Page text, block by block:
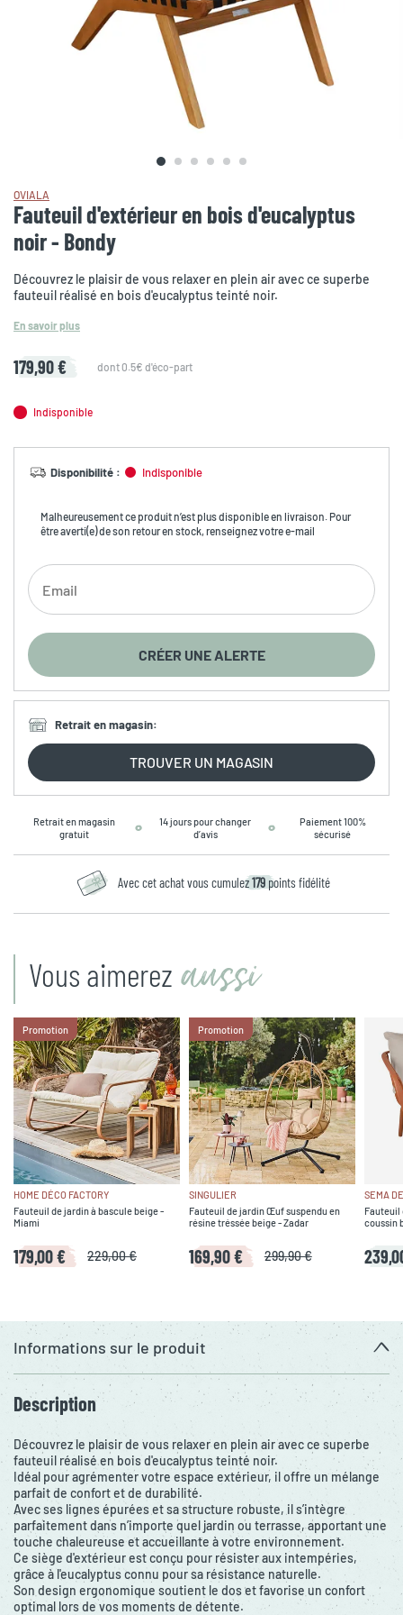
OVIALA
Fauteuil d'extérieur en bois d'eucalyptus
noir - Bondy
Découvrez le plaisir de vous relaxer en plein air avec ce superbe
fauteuil réalisé en bois d'eucalyptus teinté noir.
En savoir plus
179,90 € dont 0.5€ d'éco-part
Indisponible
Disponibilité : Indisponible
Malheureusement ce produit n’est plus disponible en livraison. Pour
être averti(e) de son retour en stock, renseignez votre e-mail
CRÉER UNE ALERTE
Retrait en magasin:
TROUVER UN MAGASIN
Retrait en magasin
gratuit
14 jours pour changer
d’avis
Paiement 100%
sécurisé
Avec cet achat vous cumulez179 points fidélité
Vous aimerez aussi
Promotion
HOME DÉCO FACTORY
Fauteuil de jardin à bascule beige -
Miami
179,00 € 229,00 €
Promotion
SINGULIER
Fauteuil de jardin Œuf suspendu en
résine tréssée beige - Zadar
169,90 € 299,90 €
SEMA
Fauteuil
coussin
Informations sur le produit
Description
Découvrez le plaisir de vous relaxer en plein air avec ce superbe
fauteuil réalisé en bois d'eucalyptus teinté noir.
Idéal pour agrémenter votre espace extérieur, il offre un mélange
parfait de confort et de durabilité.
Avec ses lignes épurées et sa structure robuste, il s’intègre
parfaitement dans n’importe quel jardin ou terrasse, apportant une
touche chaleureuse et accueillante à votre environnement.
Ce siège d'extérieur est conçu pour résister aux intempéries,
grâce à l'eucalyptus connu pour sa résistance naturelle.
Son design ergonomique soutient le dos et favorise un confort
optimal lors de vos moments de détente.